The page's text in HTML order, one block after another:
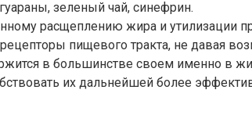
зеленый чай, синефрин.
расщеплению жира и утилизации
пищевого тракта, не давая
в большинстве своем именно в
их дальнейшей более